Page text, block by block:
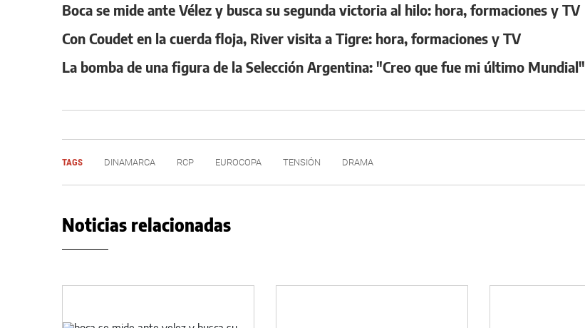
Boca se mide ante Vélez y busca su segunda victoria al hilo: hora, formaciones y TV
Con Coudet en la cuerda floja, River visita a Tigre: hora, formaciones y TV
La bomba de una figura de la Selección Argentina: "Creo que fue mi último Mundial"
TAGS DINAMARCA RCP EUROCOPA TENSIÓN DRAMA
Noticias relacionadas